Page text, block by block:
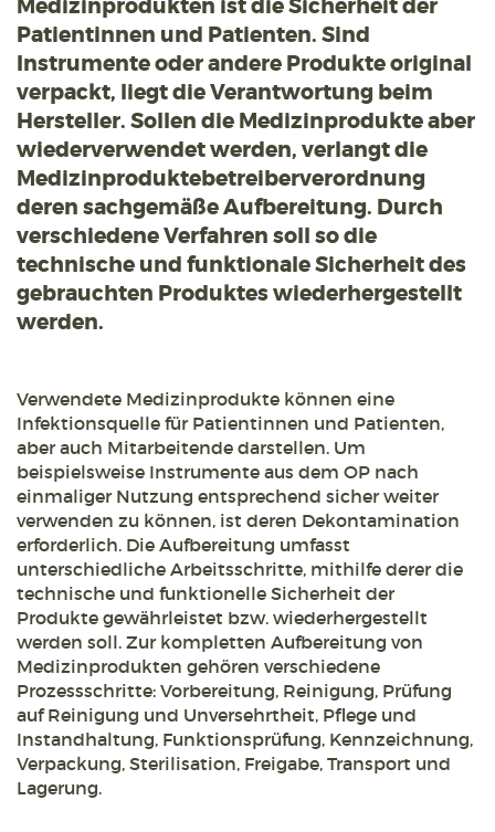
Medizinprodukten ist die Sicherheit der
Patientinnen und Patienten. Sind
Instrumente oder andere Produkte original
verpackt, liegt die Verantwortung beim
Hersteller. Sollen die Medizinprodukte aber
wiederverwendet werden, verlangt die
Medizinproduktebetreiberverordnung
deren sachgemäße Aufbereitung. Durch
verschiedene Verfahren soll so die
technische und funktionale Sicherheit des
gebrauchten Produktes wiederhergestellt
werden.
Verwendete Medizinprodukte können eine
Infektionsquelle für Patientinnen und Patienten,
aber auch Mitarbeitende darstellen. Um
beispielsweise Instrumente aus dem OP nach
einmaliger Nutzung entsprechend sicher weiter
verwenden zu können, ist deren Dekontamination
erforderlich. Die Aufbereitung umfasst
unterschiedliche Arbeitsschritte, mithilfe derer die
technische und funktionelle Sicherheit der
Produkte gewährleistet bzw. wiederhergestellt
werden soll. Zur kompletten Aufbereitung von
Medizinprodukten gehören verschiedene
Prozessschritte: Vorbereitung, Reinigung, Prüfung
auf Reinigung und Unversehrtheit, Pflege und
Instandhaltung, Funktionsprüfung, Kennzeichnung,
Verpackung, Sterilisation, Freigabe, Transport und
Lagerung.